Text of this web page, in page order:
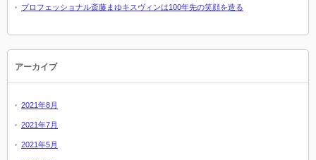
プロフェッショナル斎藤まゆキスヴィンは100年先の笑顔を造る
アーカイブ
2021年8月
2021年7月
2021年5月